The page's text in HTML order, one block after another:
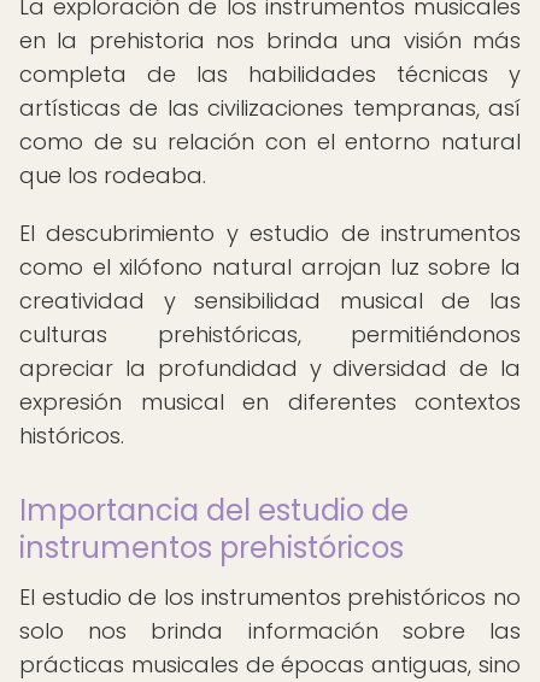
La exploración de los instrumentos musicales
en la prehistoria nos brinda una visión más
completa de las habilidades técnicas y
artísticas de las civilizaciones tempranas, así
como de su relación con el entorno natural
que los rodeaba.
El descubrimiento y estudio de instrumentos
como el xilófono natural arrojan luz sobre la
creatividad y sensibilidad musical de las
culturas prehistóricas, permitiéndonos
apreciar la profundidad y diversidad de la
expresión musical en diferentes contextos
históricos.
Importancia del estudio de
instrumentos prehistóricos
El estudio de los instrumentos prehistóricos no
solo nos brinda información sobre las
prácticas musicales de épocas antiguas, sino